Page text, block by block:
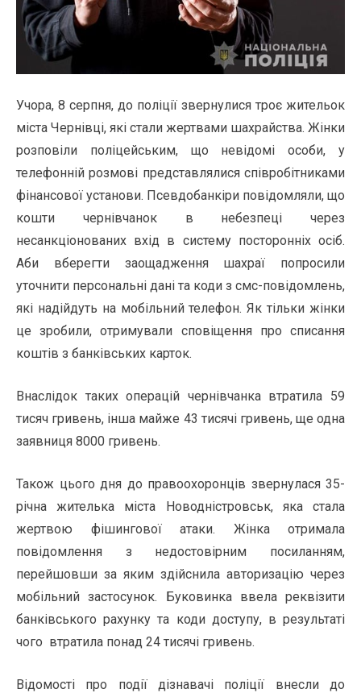
Учора, 8 серпня, до поліції звернулися троє жительок
міста Чернівці, які стали жертвами шахрайства. Жінки
розповіли поліцейським, що невідомі особи, у
телефонній розмові представлялися співробітниками
фінансової установи. Псевдобанкіри повідомляли, що
кошти чернівчанок в небезпеці через
несанкціонованих вхід в систему посторонніх осіб.
Аби вберегти заощадження шахраї попросили
уточнити персональні дані та коди з смс-повідомлень,
які надійдуть на мобільний телефон. Як тільки жінки
це зробили, отримували сповіщення про списання
коштів з банківських карток.
Внаслідок таких операцій чернівчанка втратила 59
тисяч гривень, інша майже 43 тисячі гривень, ще одна
заявниця 8000 гривень.
Також цього дня до правоохоронців звернулася 35-
річна жителька міста Новодністровськ, яка стала
жертвою фішингової атаки. Жінка отримала
повідомлення з недостовірним посиланням,
перейшовши за яким здійснила авторизацію через
мобільний застосунок. Буковинка ввела реквізити
банківського рахунку та коди доступу, в результаті
чого втратила понад 24 тисячі гривень.
Відомості про події дізнавачі поліції внесли до